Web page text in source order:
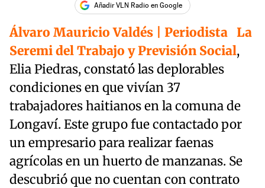
Añadir VLN Radio en Google
Álvaro Mauricio Valdés | Periodista La
Seremi del Trabajo y Previsión Social,
Elia Piedras, constató las deplorables
condiciones en que vivían 37
trabajadores haitianos en la comuna de
Longaví. Este grupo fue contactado por
un empresario para realizar faenas
agrícolas en un huerto de manzanas. Se
descubrió que no cuentan con contrato